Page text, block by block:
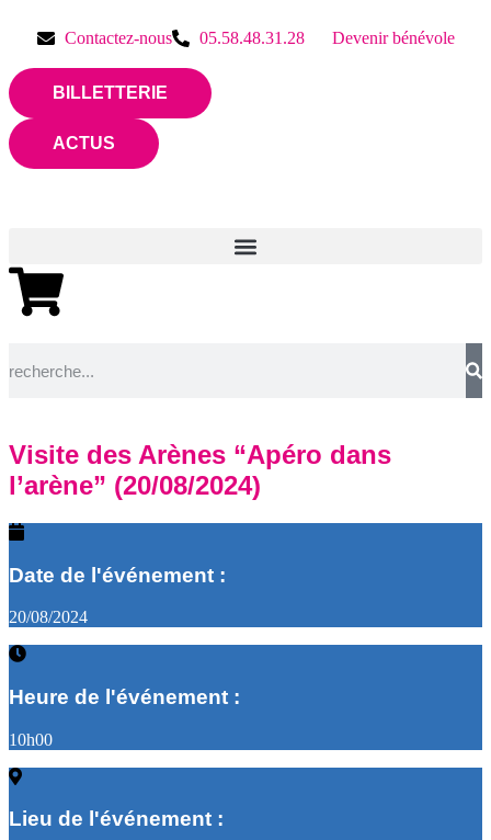
Contactez-nous 05.58.48.31.28 Devenir bénévole
BILLETTERIE
ACTUS
Visite des Arènes “Apéro dans
l’arène” (20/08/2024)
Date de l'événement :
20/08/2024
Heure de l'événement :
10h00
Lieu de l'événement :